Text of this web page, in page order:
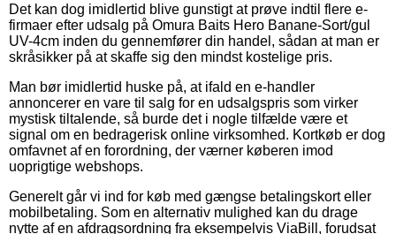
Det kan dog imidlertid blive gunstigt at prøve indtil flere e-
firmaer efter udsalg på Omura Baits Hero Banane-Sort/gul
UV-4cm inden du gennemfører din handel, sådan at man er
skråsikker på at skaffe sig den mindst kostelige pris.
Man bør imidlertid huske på, at ifald en e-handler
annoncerer en vare til salg for en udsalgspris som virker
mystisk tiltalende, så burde det i nogle tilfælde være et
signal om en bedragerisk online virksomhed. Kortkøb er dog
omfavnet af en forordning, der værner køberen imod
uoprigtige webshops.
Generelt går vi ind for køb med gængse betalingskort eller
mobilbetaling. Som en alternativ mulighed kan du drage
nytte af en afdragsordning fra eksempelvis ViaBill, forudsat